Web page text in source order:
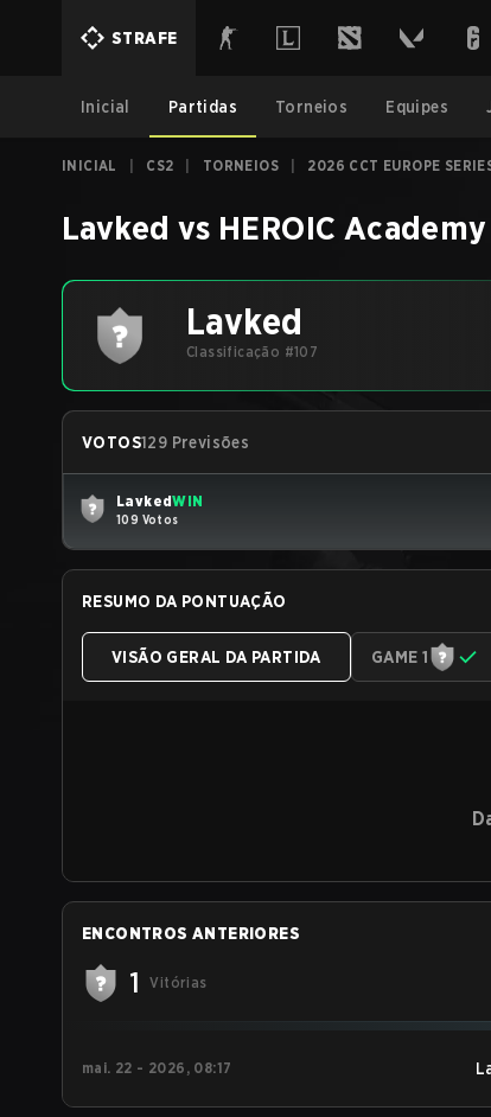
STRAFE
Inicial Partidas Torneios Equipes
INICIAL CS2 TORNEIOS 2026 CCT EUROPE
Lavked vs HEROIC Academy
Lavked
Classificação #107
VOTOS129 Previsões
LavkedWIN
109 Votos
RESUMO DA PONTUAÇÃO
VISÃO GERAL DA PARTIDA GAME 1
ENCONTROS ANTERIORES
1 Vitórias
mai. 22 - 2026, 08:17